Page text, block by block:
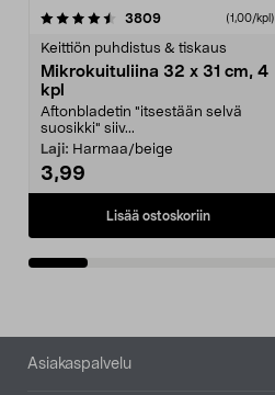
3809arvostelut (1,00/kpl)
Keittiön puhdistus & tiskaus
Mikrokuituliina 32 x 31 cm, 4
kpl
Aftonbladetin "itsestään selvä
suosikki" siiv...
Laji: Harmaa/beige
3,99
Lisää ostoskoriin
4.5viidestä
Alatunniste
Asiakaspalvelu